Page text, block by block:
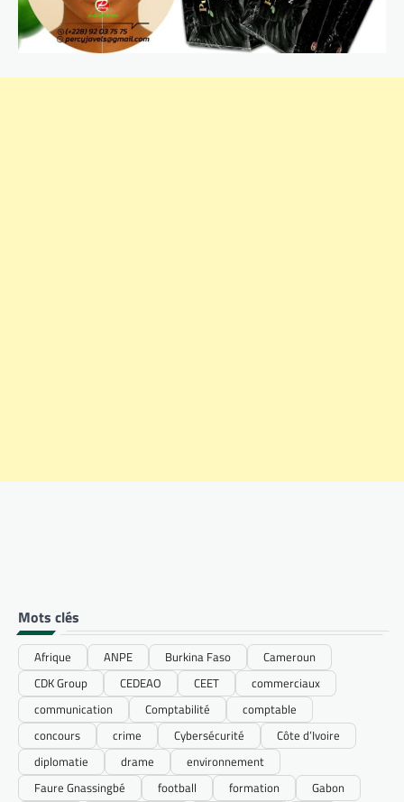
Mots clés
Afrique ANPE Burkina Faso
Cameroun
CDK Group
CEDEAO CEET
commerciaux
communication
Comptabilité
comptable
concours
crime Cybersécurité
Côte d’Ivoire
diplomatie
drame
environnement
Faure Gnassingbé
football formation
Gabon